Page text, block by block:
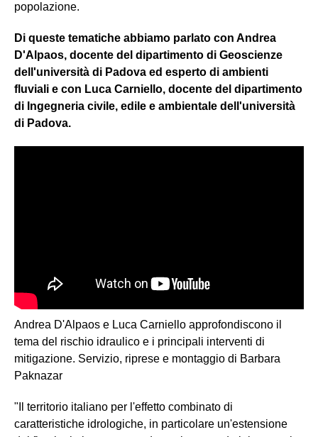
popolazione.
Di queste tematiche abbiamo parlato con Andrea
D'Alpaos, docente del dipartimento di Geoscienze
dell'università di Padova ed esperto di ambienti
fluviali e con Luca Carniello, docente del dipartimento
di Ingegneria civile, edile e ambientale dell'università
di Padova.
Andrea D'Alpaos e Luca Carniello approfondiscono il
tema del rischio idraulico e i principali interventi di
mitigazione. Servizio, riprese e montaggio di Barbara
Paknazar
"Il territorio italiano per l'effetto combinato di
caratteristiche idrologiche, in particolare un'estensione